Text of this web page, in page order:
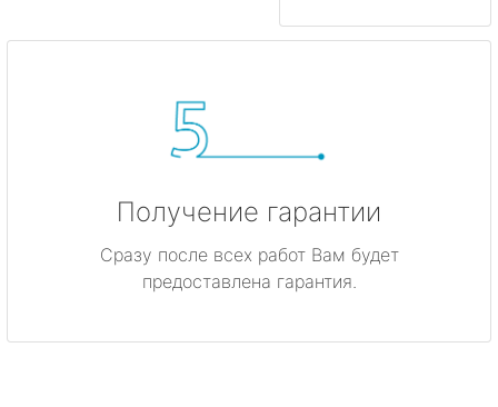
Получение гарантии
Сразу после всех работ Вам будет
предоставлена гарантия.